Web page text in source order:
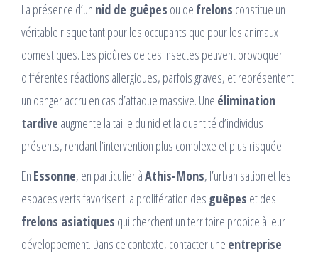
La présence d’un nid de guêpes ou de frelons constitue un
véritable risque tant pour les occupants que pour les animaux
domestiques. Les piqûres de ces insectes peuvent provoquer
différentes réactions allergiques, parfois graves, et représentent
un danger accru en cas d’attaque massive. Une élimination
tardive augmente la taille du nid et la quantité d’individus
présents, rendant l’intervention plus complexe et plus risquée.
En Essonne, en particulier àAthis-Mons, l’urbanisation et les
espaces verts favorisent la prolifération des guêpes et des
frelons asiatiques qui cherchent un territoire propice à leur
développement. Dans ce contexte, contacter une entreprise